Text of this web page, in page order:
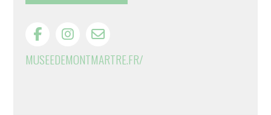
MUSEEDEMONTMARTRE.FR/